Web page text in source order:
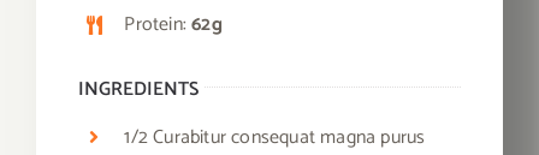
Protein:62g
INGREDIENTS
1/2 Curabitur consequat magna purus